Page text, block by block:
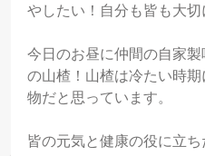
やしたい！自分も皆も大切
今日のお昼に仲間の自家
の山楂！山楂は冷たい時
物だと思っています。
皆の元気と健康の役に立